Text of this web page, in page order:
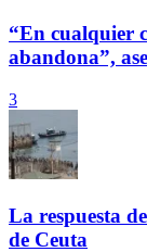
“En cualquier
abandona”,
3
La respuesta
de Ceuta